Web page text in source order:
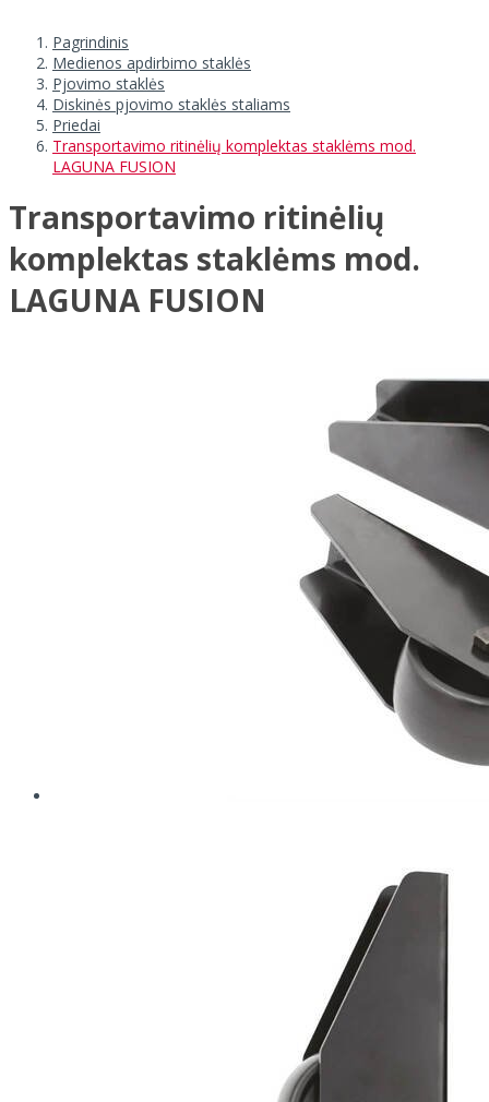
Pagrindinis
Medienos apdirbimo staklės
Pjovimo staklės
Diskinės pjovimo staklės staliams
Priedai
Transportavimo ritinėlių komplektas staklėms mod.
LAGUNA FUSION
Transportavimo ritinėlių
komplektas staklėms mod.
LAGUNA FUSION